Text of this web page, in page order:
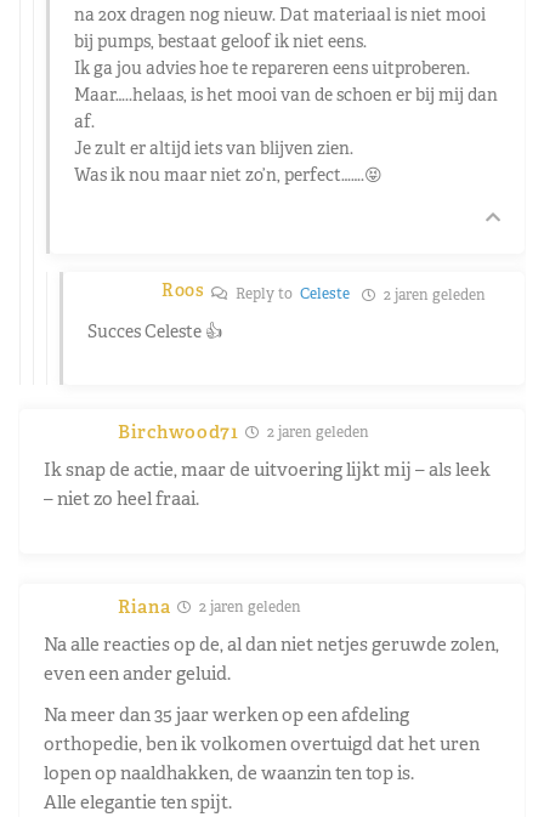
na 20x dragen nog nieuw. Dat materiaal is niet mooi
bij pumps, bestaat geloof ik niet eens.
Ik ga jou advies hoe te repareren eens uitproberen.
Maar…..helaas, is het mooi van de schoen er bij mij dan
af.
Je zult er altijd iets van blijven zien.
Was ik nou maar niet zo’n, perfect…….😝
Roos Reply to Celeste 2 jaren geleden
Succes Celeste 👍
Birchwood71 2 jaren geleden
Ik snap de actie, maar de uitvoering lijkt mij – als leek
– niet zo heel fraai.
Riana 2 jaren geleden
Na alle reacties op de, al dan niet netjes geruwde zolen,
even een ander geluid.
Na meer dan 35 jaar werken op een afdeling
orthopedie, ben ik volkomen overtuigd dat het uren
lopen op naaldhakken, de waanzin ten top is.
Alle elegantie ten spijt.